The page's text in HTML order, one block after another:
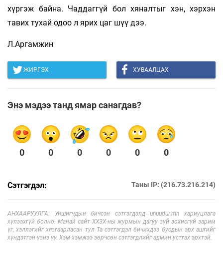
хүргэж байна. Чаддаггүй бол хяналтыг хэн, хэрхэн
тавих тухай одоо л ярих цаг шүү дээ.
Л.Аргамжин
ЖИРГЭХ ХУВААЛЦАХ
Энэ мэдээ танд ямар санагдав?
0 0 0 0 0 0
Сэтгэгдэл: Таны IP: (216.73.216.214)
АНХААРУУЛГА: Уншигчдын бичсэн сэтгэгдэлд unuudur.mn хариуцлага
хүлээхгүй болно. Манай сайт ХХЗХ-ны журмын дагуу зүй зохисгүй зарим
үг, хэллэгийг хязгаарласан тул Та сэтгэгдэл бичихдээ бусдын эрх ашгийг
хүндэтгэн үзнэ үү. Хэм хэмжээ зөрчсөн сэтгэгдлийг админ устгах эрхтэй.